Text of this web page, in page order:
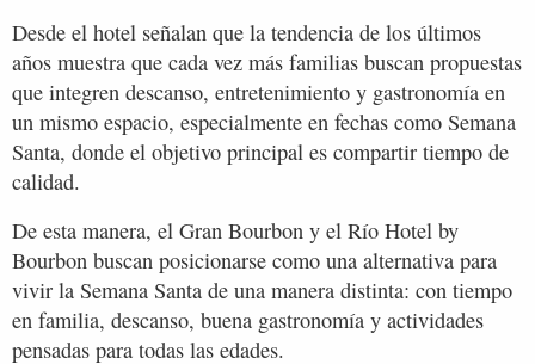
Desde el hotel señalan que la tendencia de los últimos
años muestra que cada vez más familias buscan propuestas
que integren descanso, entretenimiento y gastronomía en
un mismo espacio, especialmente en fechas como Semana
Santa, donde el objetivo principal es compartir tiempo de
calidad.
De esta manera, el Gran Bourbon y el Río Hotel by
Bourbon buscan posicionarse como una alternativa para
vivir la Semana Santa de una manera distinta: con tiempo
en familia, descanso, buena gastronomía y actividades
pensadas para todas las edades.